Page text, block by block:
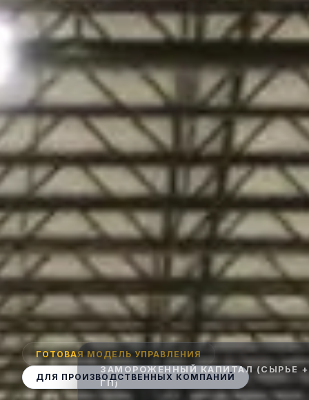
ГОТОВАЯ МОДЕЛЬ УПРАВЛЕНИЯ
ДЛЯ ПРОИЗВОДСТВЕННЫХ КОМПАНИЙ
ЗАМОРОЖЕННЫЙ КАПИТАЛ (СЫРЬЕ +
ГП)